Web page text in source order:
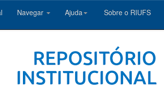
Navegar Ajuda Sobre o RIUFS